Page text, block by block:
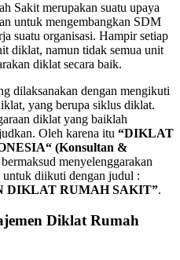
Sakit merupakan suatu upaya
untuk mengembangkan SDM
suatu organisasi. Hampir setiap
diklat, namun tidak semua unit
diklat secara baik.
dilaksanakan dengan mengikuti
yang berupa siklus diklat.
diklat yang baiklah
Oleh karena itu “DIKLAT
(Konsultan &
bermaksud menyelenggarakan
untuk diikuti dengan judul :
DIKLAT RUMAH SAKIT”.
Diklat Rumah